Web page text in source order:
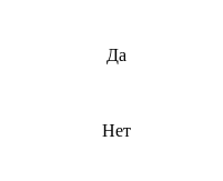
Да
Нет